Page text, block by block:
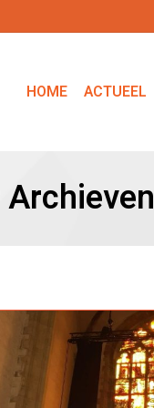
HOME ACTUEEL